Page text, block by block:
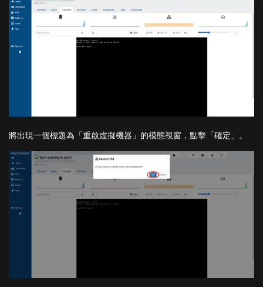
將出現一個標題為「重啟虛擬機器」的模態視窗，點擊「確定」。